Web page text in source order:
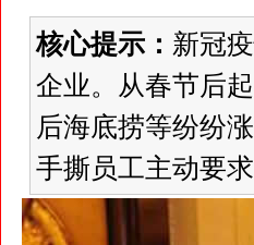
核心提示： 新冠
企业。从春节后
后海底捞等纷纷
手撕员工主动要